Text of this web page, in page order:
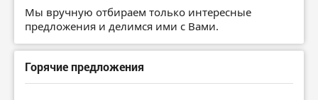
Мы вручную отбираем только интересные
предложения и делимся ими с Вами.
Горячие предложения